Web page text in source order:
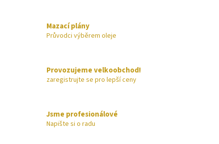
Mazací plány
Průvodci výběrem oleje
Provozujeme velkoobchod!
zaregistrujte se pro lepší ceny
Jsme profesionálové
Napište si o radu